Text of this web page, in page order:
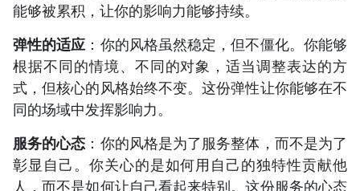
能够被累积，让你的影响力能够持续。
弹性的适应 ：你的风格虽然稳定，但不僵化。你能够
根据不同的情境、不同的对象，适当调整表达的方
式，但核心的风格始终不变。这份弹性让你能够在不
同的场域中发挥影响力。
服务的心态 ：你的风格是为了服务整体，而不是为了
彰显自己。你关心的是如何用自己的独特性贡献他
人，而不是如何让自己看起来特别。这份服务的心态